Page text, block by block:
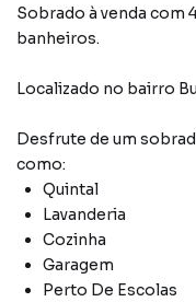
Sobrado à venda com
banheiros.
Localizado no bairro
Desfrute de um
como:
Quintal
Lavanderia
Cozinha
Garagem
Perto De Escolas